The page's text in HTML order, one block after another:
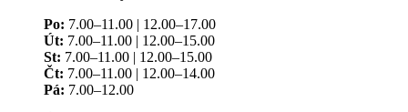
Po: 7.00–11.00 | 12.00–17.00
Út: 7.00–11.00 | 12.00–15.00
St: 7.00–11.00 | 12.00–15.00
Čt: 7.00–11.00 | 12.00–14.00
Pá: 7.00–12.00